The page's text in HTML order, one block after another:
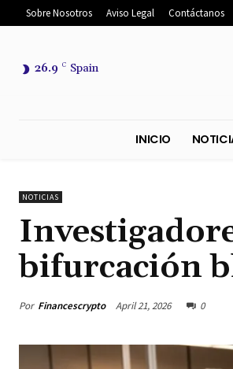
Sobre Nosotros Aviso Legal Contáctanos
26.9 C Spain
NOTICIAS
bifurcación
Por Financescrypto April 21, 2026 0